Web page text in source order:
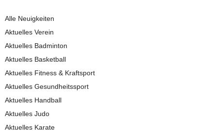
Alle Neuigkeiten
Aktuelles Verein
Aktuelles Badminton
Aktuelles Basketball
Aktuelles Fitness & Kraftsport
Aktuelles Gesundheitssport
Aktuelles Handball
Aktuelles Judo
Aktuelles Karate